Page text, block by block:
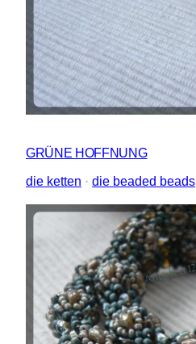
GRÜNE HOFFNUNG
die ketten · die beaded beads